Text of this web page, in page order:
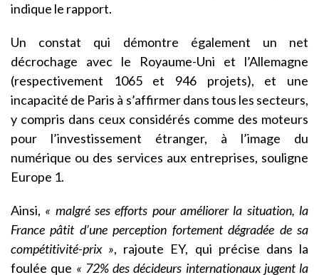
indique le rapport.
Un constat qui démontre également un net
décrochage avec le Royaume-Uni et l’Allemagne
(respectivement 1065 et 946 projets), et une
incapacité de Paris à s’affirmer dans tous les secteurs,
y compris dans ceux considérés comme des moteurs
pour l’investissement étranger, à l’image du
numérique ou des services aux entreprises, souligne
Europe 1.
Ainsi, « malgré ses efforts pour améliorer la situation, la
France pâtit d’une perception fortement dégradée de sa
compétitivité-prix », rajoute EY, qui précise dans la
foulée que « 72% des décideurs internationaux jugent la